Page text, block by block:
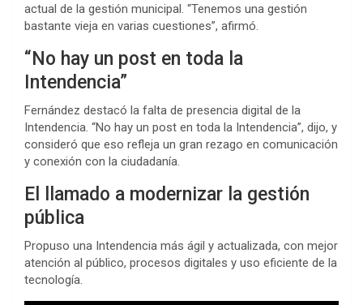
actual de la gestión municipal. “Tenemos una gestión
bastante vieja en varias cuestiones”, afirmó.
“No hay un post en toda la
Intendencia”
Fernández destacó la falta de presencia digital de la
Intendencia. “No hay un post en toda la Intendencia”, dijo, y
consideró que eso refleja un gran rezago en comunicación
y conexión con la ciudadanía.
El llamado a modernizar la gestión
pública
Propuso una Intendencia más ágil y actualizada, con mejor
atención al público, procesos digitales y uso eficiente de la
tecnología.